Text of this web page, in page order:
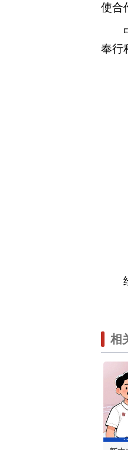
使合
中
奉行
相